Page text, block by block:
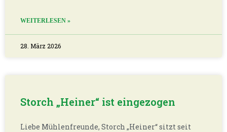
WEITERLESEN »
28. März 2026
Storch „Heiner“ ist eingezogen
Liebe Mühlenfreunde, Storch „Heiner“ sitzt seit